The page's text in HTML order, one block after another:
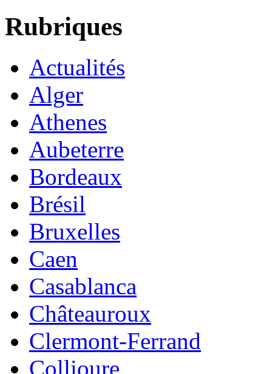
Rubriques
Actualités
Alger
Athenes
Aubeterre
Bordeaux
Brésil
Bruxelles
Caen
Casablanca
Châteauroux
Clermont-Ferrand
Collioure